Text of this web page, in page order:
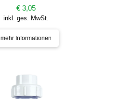
€ 3,05
inkl. ges. MwSt.
mehr Informationen